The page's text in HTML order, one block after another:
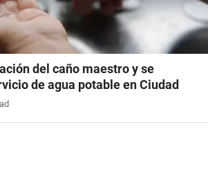
del caño maestro y se
de agua potable en Ciudad